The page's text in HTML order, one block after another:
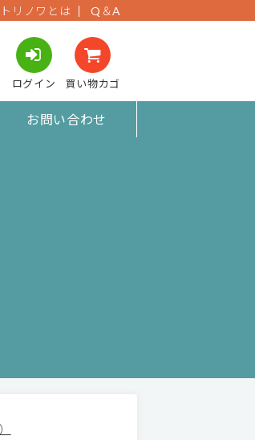
トリノワとは Q＆A
ログイン 買い物カゴ
お問い合わせ